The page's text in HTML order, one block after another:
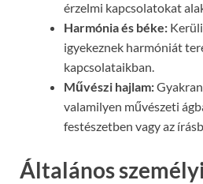
érzelmi kapcsolatokat
Harmónia és béke:
igyekeznek harmóniát
kapcsolataikban.
Művészi hajlam:
valamilyen művészeti
festészetben vagy az
Általános